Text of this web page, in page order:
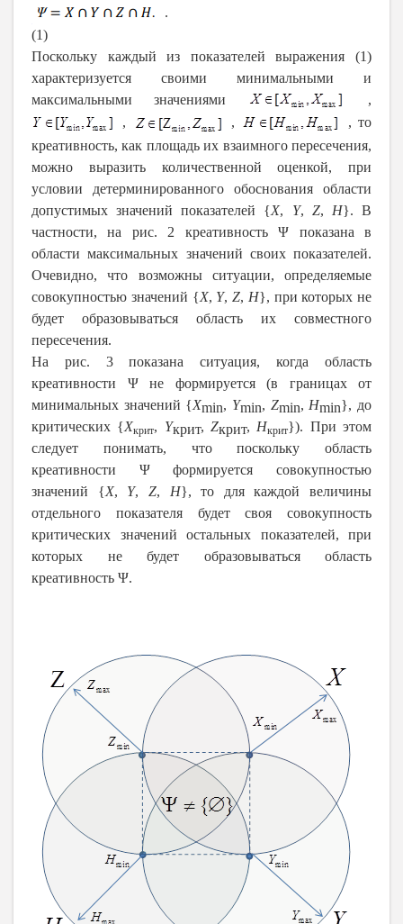
.
(1)
Поскольку каждый из показателей выражения (1)
характеризуется своими минимальными и
максимальными значениями
,
,
,
, то
креативность, как площадь их взаимного пересечения,
можно выразить количественной оценкой, при
условии детерминированного обоснования области
допустимых значений показателей {Х, Y, Z, Н}. В
частности, на рис. 2 креативность Ψ показана в
области максимальных значений своих показателей.
Очевидно, что возможны ситуации, определяемые
совокупностью значений {Х, Y, Z, Н}, при которых не
будет образовываться область их совместного
пересечения.
На рис. 3 показана ситуация, когда область
креативности Ψ не формируется (в границах от
минимальных значений {Хmin, Ymin, Zmin, Нmin}, до
критических {Хкрит, Yкрит,Zкрит, Нкрит}). При этом
следует понимать, что поскольку область
креативности Ψ формируется совокупностью
значений {Х, Y, Z, Н}, то для каждой величины
отдельного показателя будет своя совокупность
критических значений остальных показателей, при
которых не будет образовываться область
креативность Ψ.